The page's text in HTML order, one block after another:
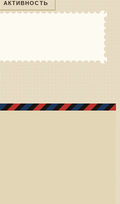
АКТИВНОСТЬ